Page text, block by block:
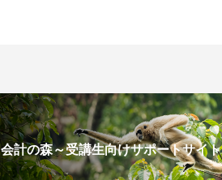
会計の森～受講生向けサポートサイト